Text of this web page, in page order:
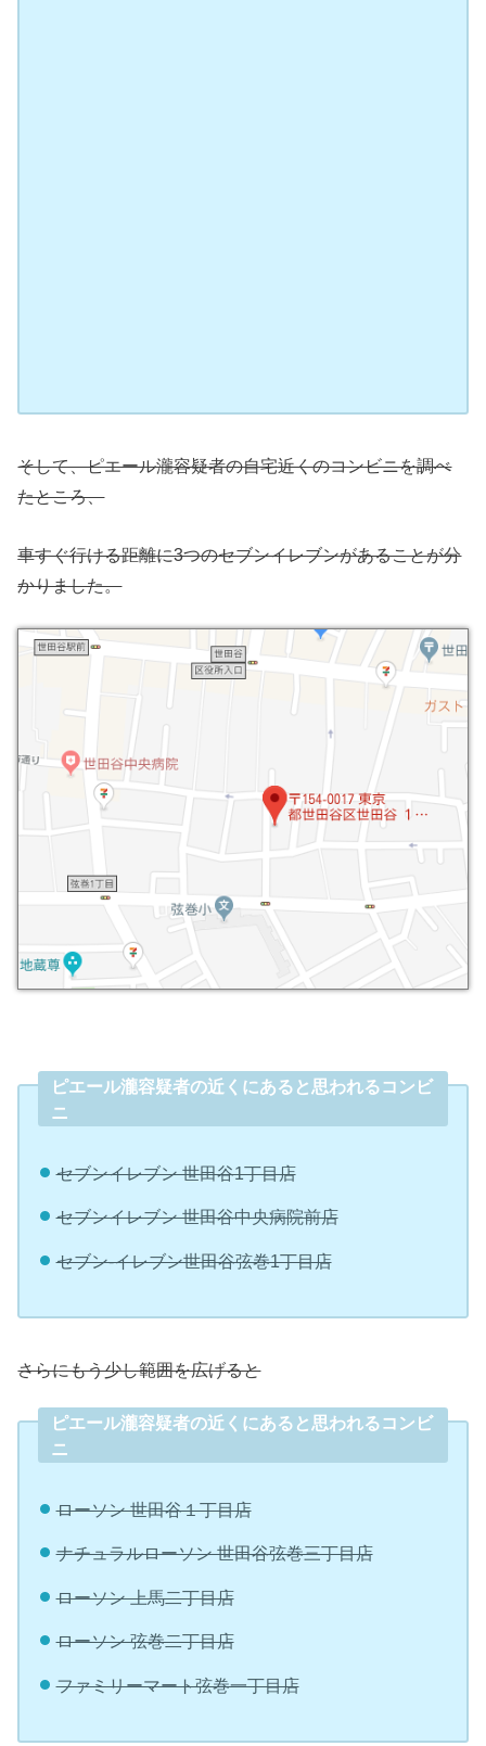
そして、ピエール瀧容疑者の自宅近くのコンビニを調べ
たところ、
車すぐ行ける距離に3つのセブンイレブンがあることが分
かりました。
ピエール瀧容疑者の近くにあると思われるコンビ
ニ
セブンイレブン 世田谷1丁目店
セブンイレブン 世田谷中央病院前店
セブン-イレブン世田谷弦巻1丁目店
さらにもう少し範囲を広げると
ピエール瀧容疑者の近くにあると思われるコンビ
ニ
ローソン 世田谷１丁目店
ナチュラルローソン 世田谷弦巻三丁目店
ローソン 上馬二丁目店
ローソン 弦巻二丁目店
ファミリーマート弦巻一丁目店